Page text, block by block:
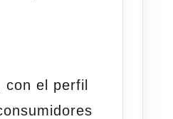
el perfil